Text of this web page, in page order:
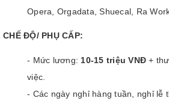
Opera, Orgadata, Shuecal, Ra
CHẾ ĐỘ/ PHỤ CẤP:
- Mức lương: 10-15 triệu VNĐ +
việc.
- Các ngày nghỉ hàng tuần, nghỉ lễ